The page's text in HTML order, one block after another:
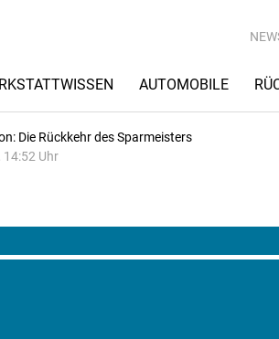
AUTOMOBILE
Die Rückkehr des Sparmeisters
Uhr